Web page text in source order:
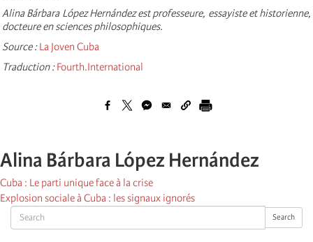
Search Search
Alina Bárbara López Hernández est professeure, essayiste et historienne,
docteure en sciences philosophiques.
Source :La Joven Cuba
Traduction :Fourth.International
Alina Bárbara López Hernández
Cuba : Le parti unique face à la crise
Explosion sociale à Cuba : les signaux ignorés